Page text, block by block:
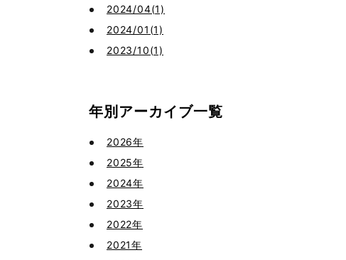
2024/04(1)
2024/01(1)
2023/10(1)
年別アーカイブ一覧
2026年
2025年
2024年
2023年
2022年
2021年